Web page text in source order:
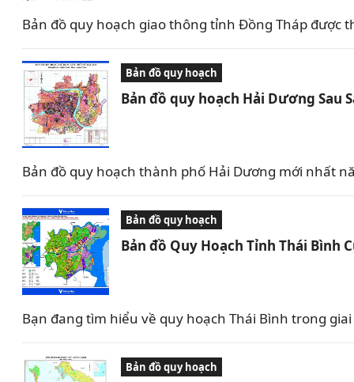
Bản đồ quy hoạch giao thông tỉnh Đồng Tháp
Bản đồ quy hoạch
Bản đồ quy hoạch Hải Dương Sau
Bản đồ quy hoạch thành phố Hải Dương mới nhất
Bản đồ quy hoạch
Bản đồ Quy Hoạch Tỉnh Thái Bình
Bạn đang tìm hiểu về quy hoạch Thái Bình trong
Bản đồ quy hoạch